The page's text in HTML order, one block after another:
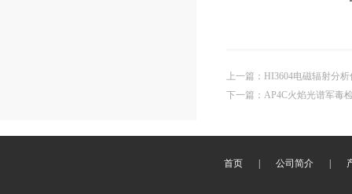
上一篇 ： HI3604电磁辐射分析
下一篇 ： AP4C火焰光谱军毒
首页 公司简介